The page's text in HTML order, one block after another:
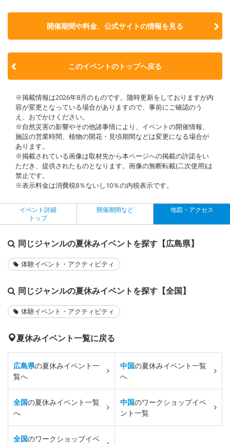
開催期間や料金、公式サイトの情報を見る
このイベントのトップへ戻る
※掲載情報は2026年8月のものです。随時更新をしておりますが内
容が変更となっている場合がありますので、事前にご確認のう
え、おでかけください。
※自然災害の影響やその他諸事情により、イベントの開催情報、
施設の営業時間、植物の開花・見頃期間などは変更になる場合が
あります。
※掲載されている画像は取材先から本ページへの掲載の許諾をい
ただき、提供されたものとなります。画像の無断転載(二次使用)は
禁止です。
※表示料金は消費税8％ないし10％の内税表示です。
イベント詳細
トップ
開催期間など 地図・アクセス
同じジャンルの夏休みイベントを探す【広島県】
体験イベント・アクティビティ
同じジャンルの夏休みイベントを探す【全国】
体験イベント・アクティビティ
夏休みイベント一覧に戻る
広島県の夏休みイベント一
覧へ
中国の夏休みイベント一覧
へ
全国の夏休みイベント一覧
へ
中国のワークショップイベ
ント一覧
全国のワークショップイベ